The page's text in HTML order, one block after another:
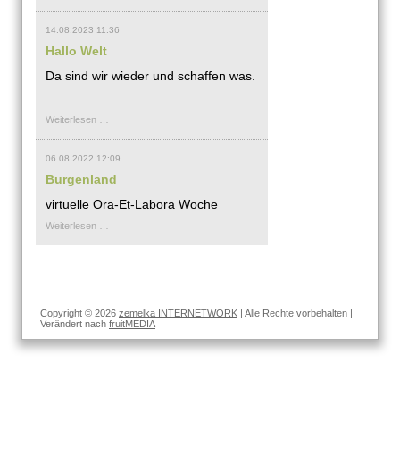
Alles
14.08.2023 11:36
Hallo Welt
Da sind wir wieder und schaffen was.
Weiterlesen …
06.08.2022 12:09
Burgenland
virtuelle Ora-Et-Labora Woche
Weiterlesen …
Copyright © 2026 zemelka INTERNETWORK | Alle Rechte vorbehalten |
Verändert nach fruitMEDIA